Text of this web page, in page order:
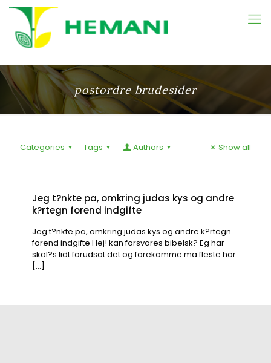
postordre brudesider
Categories Tags Authors Show all
Jeg t?nkte pa, omkring judas kys og andre
k?rtegn forend indgifte
Jeg t?nkte pa, omkring judas kys og andre k?rtegn
forend indgifte Hej! kan forsvares bibelsk? Eg har
skol?s lidt forudsat det og forekomme ma fleste har
[…]